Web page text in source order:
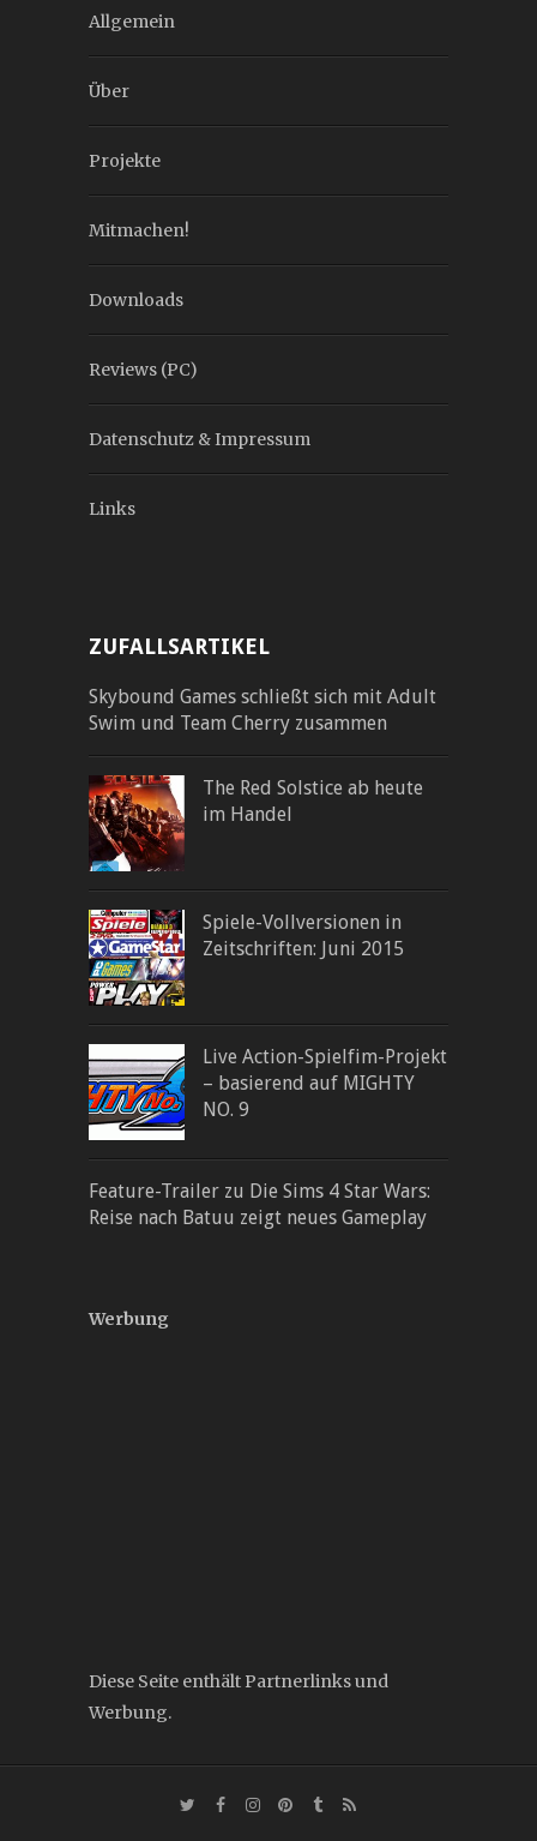
Allgemein
Über
Projekte
Mitmachen!
Downloads
Reviews (PC)
Datenschutz & Impressum
Links
ZUFALLSARTIKEL
Skybound Games schließt sich mit Adult
Swim und Team Cherry zusammen
The Red Solstice ab heute
im Handel
Spiele-Vollversionen in
Zeitschriften: Juni 2015
Live Action-Spielfim-Projekt
– basierend auf MIGHTY
NO. 9
Feature-Trailer zu Die Sims 4 Star Wars:
Reise nach Batuu zeigt neues Gameplay
Werbung
Diese Seite enthält Partnerlinks und
Werbung.